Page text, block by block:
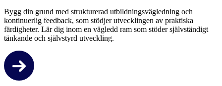
Bygg din grund med strukturerad utbildningsvägledning och
kontinuerlig feedback, som stödjer utvecklingen av praktiska
färdigheter. Lär dig inom en vägledd ram som stöder självständigt
tänkande och självstyrd utveckling.